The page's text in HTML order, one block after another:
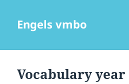
Engels vmbo
Vocabulary year